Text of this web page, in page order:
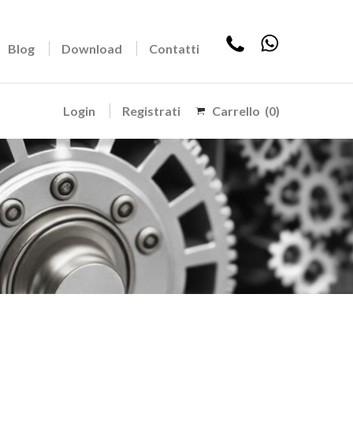
Blog Download Contatti
Login Registrati Carrello (0)